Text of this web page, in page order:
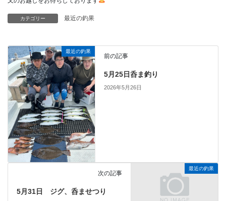
カテゴリー 最近の釣果
最近の釣果
前の記事
5月25日呑ま釣り
2026年5月26日
最近の釣果
次の記事
5月31日 ジグ、呑ませつり